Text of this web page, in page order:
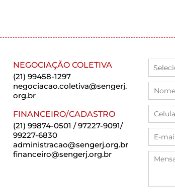
NEGOCIAÇÃO COLETIVA
(21) 99458-1297
negociacao.coletiva@sengerj.
org.br
FINANCEIRO/CADASTRO
(21) 99874-0501 / 97227-9091/
99227-6830
administracao@sengerj.org.br
financeiro@sengerj.org.br